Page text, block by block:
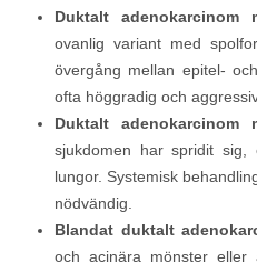
Duktalt adenokarcinom
ovanlig variant med
övergång mellan epitel-
ofta höggradig och
Duktalt adenokarcinom
sjukdomen har spridit sig,
lungor. Systemisk
nödvändig.
Blandat duktalt
och acinära mönster eller